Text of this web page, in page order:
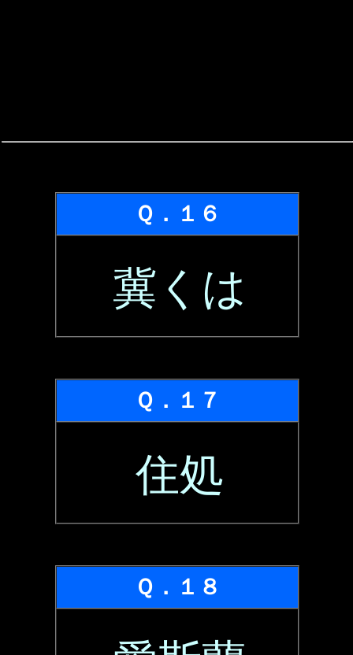
Ｑ．１６
冀くは
Ｑ．１７
住処
Ｑ．１８